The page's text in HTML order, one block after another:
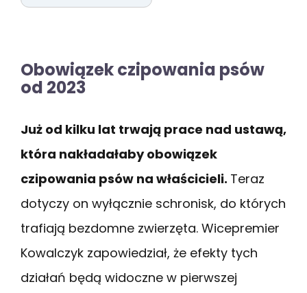
Obowiązek czipowania psów
od 2023
Już od kilku lat trwają prace nad ustawą,
która nakładałaby obowiązek
czipowania psów na właścicieli. Teraz
dotyczy on wyłącznie schronisk, do których
trafiają bezdomne zwierzęta. Wicepremier
Kowalczyk zapowiedział, że efekty tych
działań będą widoczne w pierwszej